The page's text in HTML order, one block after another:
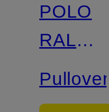
POLO
RALPH
LAUREN
Pullover